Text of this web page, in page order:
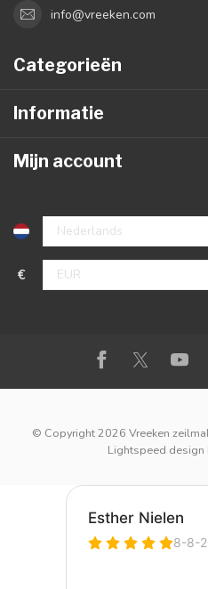
info@vreeken.com
Categorieën
Informatie
Mijn account
€
© Copyright 2026 Vreeken
Lightspeed design